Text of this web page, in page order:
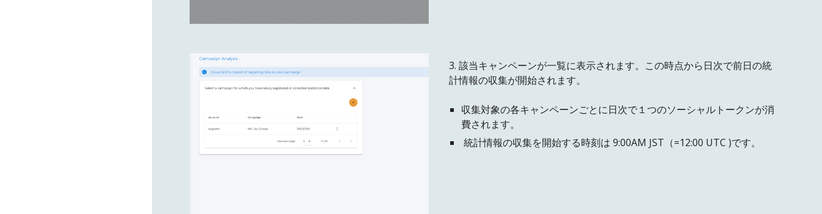
3.該当キャンペーンが一覧に表示されます。この時点から日次で前日の統
計情報の収集が開始されます。
収集対象の各キャンペーンごとに日次で１つのソーシャルトークンが消
費されます。
統計情報の収集を開始する時刻は 9:00AM JST（=12:00 UTC )です。